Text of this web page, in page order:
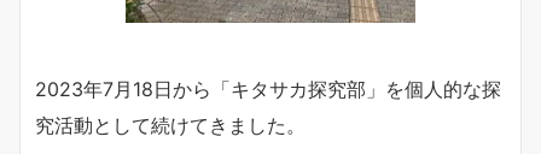
2023年7月18日から「キタサカ探究部」を個人的な探
究活動として続けてきました。